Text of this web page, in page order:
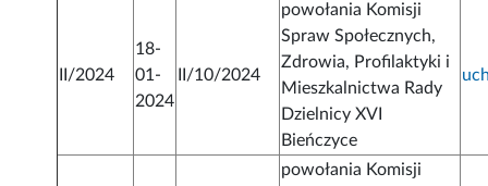
II/2024
18-
01-
2024
II/10/2024
powołania Komisji
Spraw Społecznych,
Zdrowia, Profilaktyki i
Mieszkalnictwa Rady
Dzielnicy XVI
Bieńczyce
powołania Komisji